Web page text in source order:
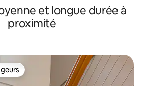
et longue durée à
proximité